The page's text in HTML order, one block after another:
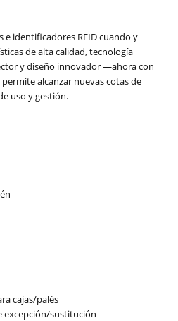
identificadores RFID cuando y
de alta calidad, tecnología
y diseño innovador —ahora con
alcanzar nuevas cotas de
uso y gestión.
cajas/palés
excepción/sustitución